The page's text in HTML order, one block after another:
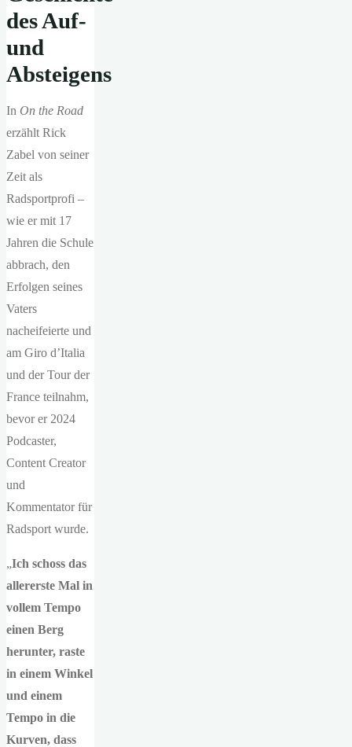
des Auf-
und
Absteigens
In On the Road
erzählt Rick
Zabel von seiner
Zeit als
Radsportprofi –
wie er mit 17
Jahren die Schule
abbrach, den
Erfolgen seines
Vaters
nacheifeierte und
am Giro d’Italia
und der Tour der
France teilnahm,
bevor er 2024
Podcaster,
Content Creator
und
Kommentator für
Radsport wurde.
„Ich schoss das
allererste Mal in
vollem Tempo
einen Berg
herunter, raste
in einem Winkel
und einem
Tempo in die
Kurven, dass